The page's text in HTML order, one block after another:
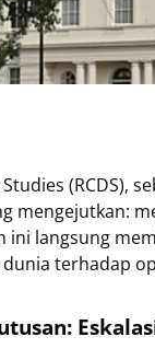
(RCDS),
mengejutkan:
ini langsung
terhadap